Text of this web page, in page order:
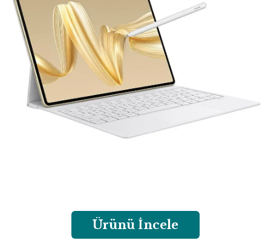
Ürünü İncele